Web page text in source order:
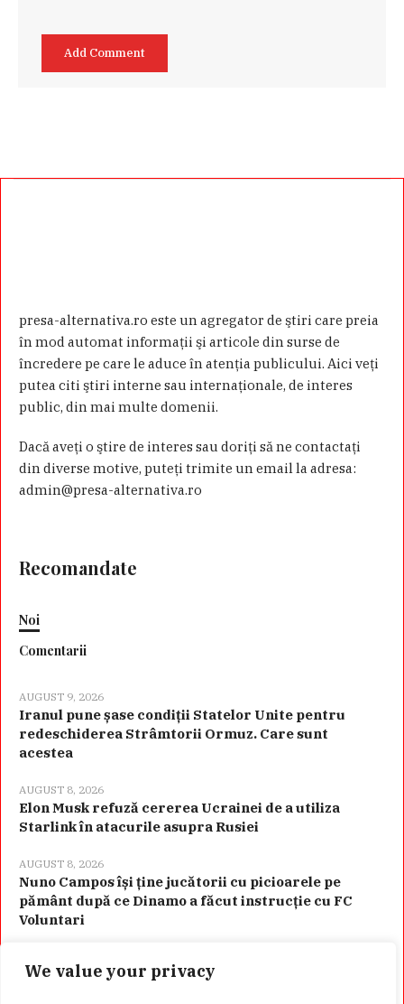
We value your privacy
presa-alternativa.ro este un agregator de ştiri care preia
în mod automat informaţii şi articole din surse de
încredere pe care le aduce în atenţia publicului. Aici veţi
putea citi ştiri interne sau internaţionale, de interes
public, din mai multe domenii.
Dacă aveţi o ştire de interes sau doriţi să ne contactaţi
din diverse motive, puteţi trimite un email la adresa:
admin@presa-alternativa.ro
Recomandate
Noi
Comentarii
AUGUST 9, 2026
Iranul pune șase condiții Statelor Unite pentru
redeschiderea Strâmtorii Ormuz. Care sunt
acestea
AUGUST 8, 2026
Elon Musk refuză cererea Ucrainei de a utiliza
Starlink în atacurile asupra Rusiei
AUGUST 8, 2026
Nuno Campos își ține jucătorii cu picioarele pe
pământ după ce Dinamo a făcut instrucție cu FC
Voluntari
Categorii